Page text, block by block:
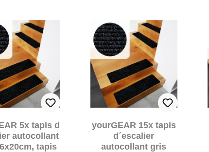
5x tapis d
autocollant
tapis
yourGEAR 15x tapis
d´escalier
autocollant gris